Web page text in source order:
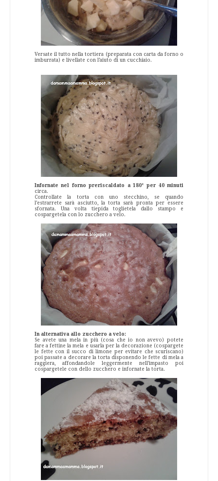
Versate il tutto nella tortiera (preparata con carta da forno o
imburrata) e livellate con l’aiuto di un cucchiaio.
Infornate nel forno preriscaldato a 180° per 40 minuti
circa.
Controllate la torta con uno stecchino, se quando
l’estrarrete sarà asciutto, la torta sarà pronta per essere
sfornata. Una volta tiepida toglietela dallo stampo e
cospargetela con lo zucchero a velo.
In alternativa allo zucchero a velo:
Se avete una mela in più (cosa che io non avevo) potete
fare a fettine la mela e usarla per la decorazione (cospargete
le fette con il succo di limone per evitare che scuriscano)
poi passate a decorare la torta disponendo le fette di mela a
raggiera, affondandole leggermente nell’impasto poi
cospargetele con dello zucchero e infornate la torta.